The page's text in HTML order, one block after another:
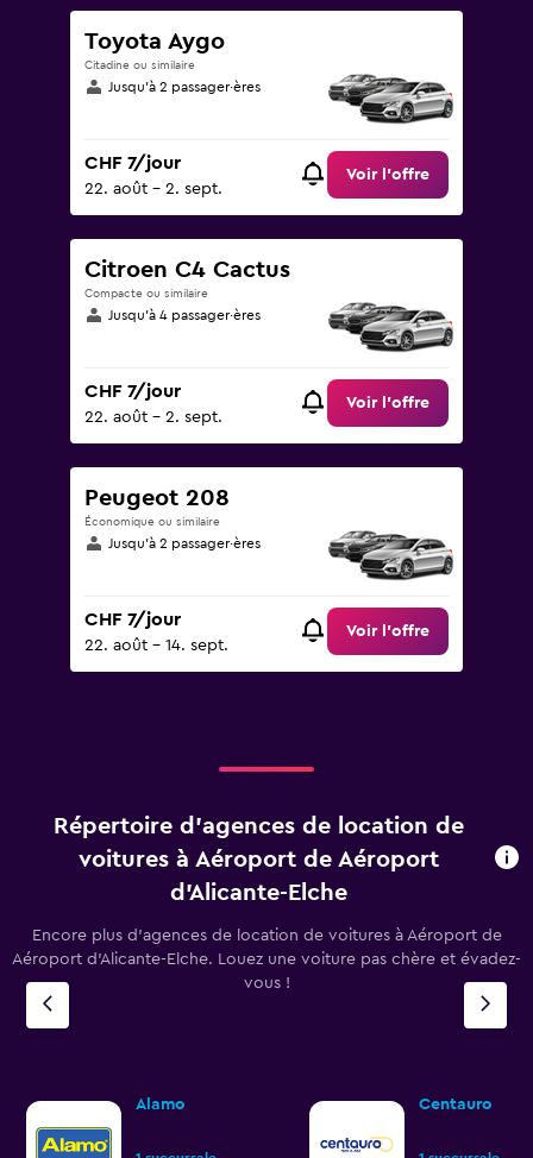
Toyota Aygo
Citadine ou similaire
Jusqu’à 2 passager·ères
CHF 7/jour
22. août - 2. sept.
Voir l’offre
Citroen C4 Cactus
Compacte ou similaire
Jusqu’à 4 passager·ères
CHF 7/jour
22. août - 2. sept.
Voir l’offre
Peugeot 208
Économique ou similaire
Jusqu’à 2 passager·ères
CHF 7/jour
22. août - 14. sept.
Voir l’offre
Répertoire d’agences de location de
voitures à Aéroport de Aéroport
d'Alicante-Elche
Encore plus d’agences de location de voitures à Aéroport de
Aéroport d'Alicante-Elche. Louez une voiture pas chère et évadez-
vous !
Alamo Centauro